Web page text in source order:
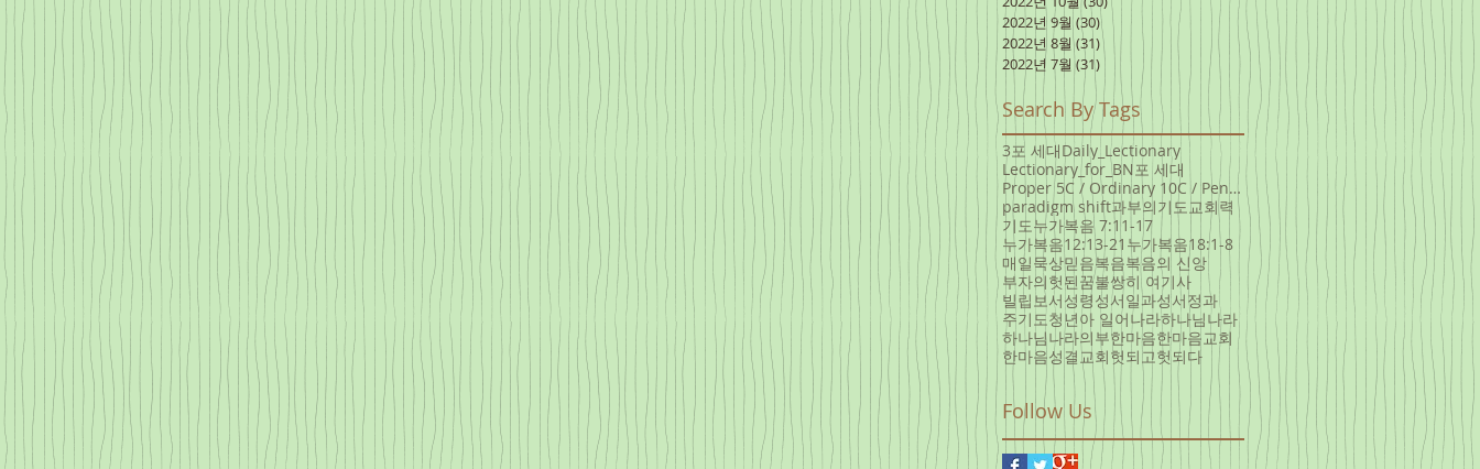
2022년 9월 (30)게시물 30개
2022년 8월 (31)게시물 31개
2022년 7월 (31)
Search By Tags
3포 세대Daily_Lectionary
Lectionary_for_BN포 세대
Proper 5C / Ordinary 10C / Pentecost +3 June 5, 20
paradigm shift과부의기도 교회력
기도누가복음 7:11-17
누가복음12:13-21 누가복음18:1-8
매일묵상믿음복음복음의 신앙
부자의헛된꿈불쌍히 여기사
빌립보서성령성서일과성서정과
주기도청년아 일어나라하나님나라
하나님나라의부한마음한마음교회
한마음성결교회헛되고헛되다
Follow Us